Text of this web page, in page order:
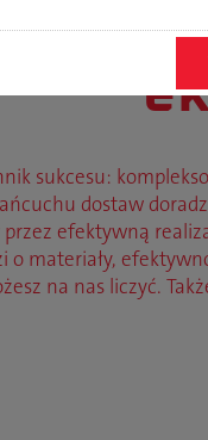
sukcesu:
dostaw
efektywną
o materiały,
na nas liczyć.